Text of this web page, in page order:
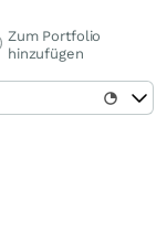
Zum Portfolio
hinzufügen